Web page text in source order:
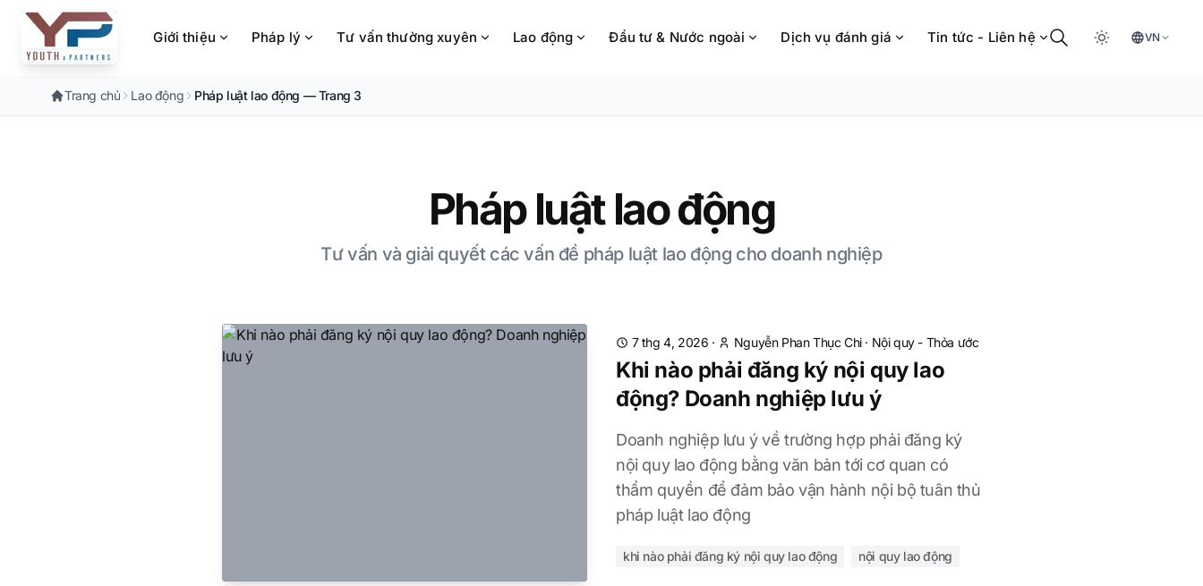
Chuyển đến nội dung chính
Giới thiệu Pháp lý Tư vấn thường xuyên Lao động Đầu tư & Nước ngoài Dịch vụ đánh giá Tin tức - Liên hệ VN
Trang chủ Lao động Pháp luật lao động — Trang 3
Pháp luật lao động
Tư vấn và giải quyết các vấn đề pháp luật lao động cho doanh nghiệp
7 thg 4, 2026 · Nguyễn Phan Thục Chi· Nội quy - Thỏa ước
Khi nào phải đăng ký nội quy lao
động? Doanh nghiệp lưu ý
Doanh nghiệp lưu ý về trường hợp phải đăng ký
nội quy lao động bằng văn bản tới cơ quan có
thẩm quyền để đảm bảo vận hành nội bộ tuân thủ
pháp luật lao động
khi nào phải đăng ký nội quy lao động nội quy lao động